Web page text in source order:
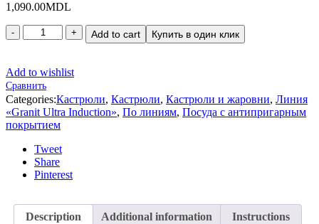
1,090.00MDL
Add to cart Купить в один клик
Add to wishlist
Сравнить
Categories:Кастрюли, Кастрюли, Кастрюли и жаровни, Линия
«Granit Ultra Induction», По линиям, Посуда с антипригарным
покрытием
Tweet
Share
Pinterest
Description Additional information Instructions